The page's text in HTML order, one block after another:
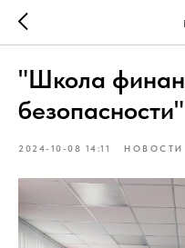
"Школа
2024-10-08 14:11 НОВОСТИ